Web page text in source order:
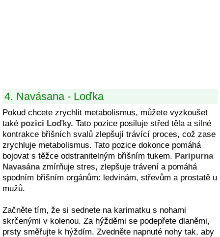
4. Navásana - Loďka
Pokud chcete zrychlit metabolismus, můžete vyzkoušet
také pozici Loďky. Tato pozice posiluje střed těla a silné
kontrakce břišních svalů zlepšují trávící proces, což zase
zrychluje metabolismus. Tato pozice dokonce pomáhá
bojovat s těžce odstranitelným břišním tukem. Paripurna
Navasánazmírňuje stres, zlepšuje trávení a pomáhá
spodním břišním orgánům: ledvinám, střevům a prostatě u
mužů.
Začněte tím, že si sednete na karimatku s nohami
skrčenými v kolenou. Za hýžděmi se podepřete dlaněmi,
prsty směřujte k hýždím. Zvedněte napnuté nohy tak, aby